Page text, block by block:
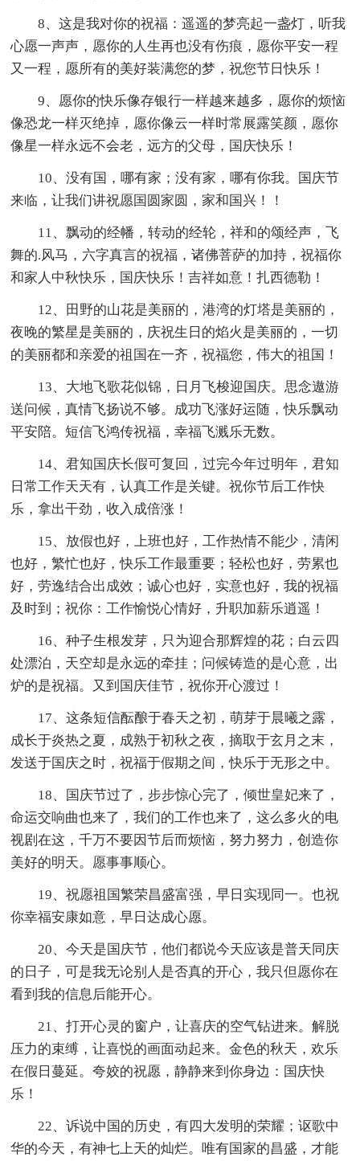
8、这是我对你的祝福：遥遥的梦亮起一盏灯，听我
心愿一声声，愿你的人生再也没有伤痕，愿你平安一程
又一程，愿所有的美好装满您的梦，祝您节日快乐！
9、愿你的快乐像存银行一样越来越多，愿你的烦恼
像恐龙一样灭绝掉，愿你像云一样时常展露笑颜，愿你
像星一样永远不会老，远方的父母，国庆快乐！
10、没有国，哪有家；没有家，哪有你我。国庆节
来临，让我们讲祝愿国圆家圆，家和国兴！！
11、飘动的经幡，转动的经轮，祥和的颂经声，飞
舞的.风马，六字真言的祝福，诸佛菩萨的加持，祝福你
和家人中秋快乐，国庆快乐！吉祥如意！扎西德勒！
12、田野的山花是美丽的，港湾的灯塔是美丽的，
夜晚的繁星是美丽的，庆祝生日的焰火是美丽的，一切
的美丽都和亲爱的祖国在一齐，祝福您，伟大的祖国！
13、大地飞歌花似锦，日月飞梭迎国庆。思念遨游
送问候，真情飞扬说不够。成功飞涨好运随，快乐飘动
平安陪。短信飞鸿传祝福，幸福飞溅乐无数。
14、君知国庆长假可复回，过完今年过明年，君知
日常工作天天有，认真工作是关键。祝你节后工作快
乐，拿出干劲，收入成倍涨！
15、放假也好，上班也好，工作热情不能少，清闲
也好，繁忙也好，快乐工作最重要；轻松也好，劳累也
好，劳逸结合出成效；诚心也好，实意也好，我的祝福
及时到；祝你：工作愉悦心情好，升职加薪乐逍遥！
16、种子生根发芽，只为迎合那辉煌的花；白云四
处漂泊，天空却是永远的牵挂；问候铸造的是心意，出
炉的是祝福。又到国庆佳节，祝你开心渡过！
17、这条短信酝酿于春天之初，萌芽于晨曦之露，
成长于炎热之夏，成熟于初秋之夜，摘取于玄月之末，
发送于国庆之时，祝福于假期之间，快乐于无形之中。
18、国庆节过了，步步惊心完了，倾世皇妃来了，
命运交响曲也来了，我们的工作也来了，这么多火的电
视剧在这，千万不要因节后而烦恼，努力努力，创造你
美好的明天。愿事事顺心。
19、祝愿祖国繁荣昌盛富强，早日实现同一。也祝
你幸福安康如意，早日达成心愿。
20、今天是国庆节，他们都说今天应该是普天同庆
的日子，可是我无论别人是否真的开心，我只但愿你在
看到我的信息后能开心。
21、打开心灵的窗户，让喜庆的空气钻进来。解脱
压力的束缚，让喜悦的画面动起来。金色的秋天，欢乐
在假日蔓延。夸姣的祝愿，静静来到你身边：国庆快
乐！
22、诉说中国的历史，有四大发明的荣耀；讴歌中
华的今天，有神七上天的灿烂。唯有国家的昌盛，才能